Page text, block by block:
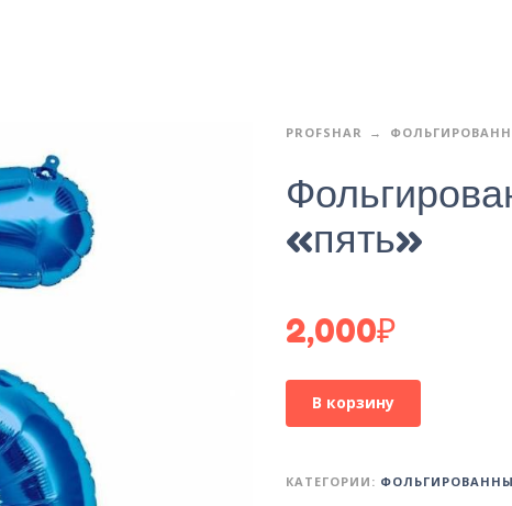
PROFSHAR
«пять»
2,000₽
В корзину
КАТЕГОРИИ: